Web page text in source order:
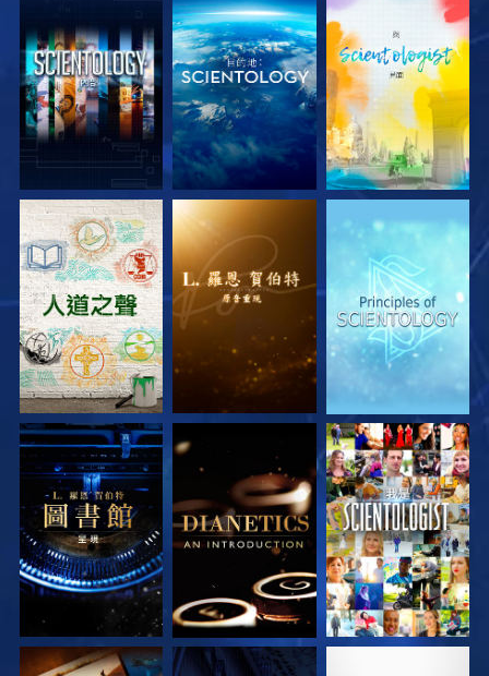
探索系列節目 探索系列節目 探索系列節目
探索系列節目 探索系列節目 觀看